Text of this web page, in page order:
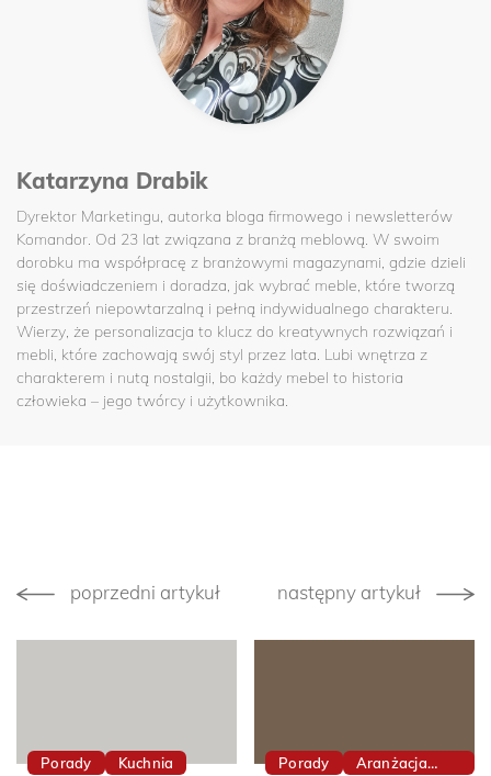
Katarzyna Drabik
Dyrektor Marketingu, autorka bloga firmowego i newsletterów
Komandor. Od 23 lat związana z branżą meblową. W swoim
dorobku ma współpracę z branżowymi magazynami, gdzie dzieli
się doświadczeniem i doradza, jak wybrać meble, które tworzą
przestrzeń niepowtarzalną i pełną indywidualnego charakteru.
Wierzy, że personalizacja to klucz do kreatywnych rozwiązań i
mebli, które zachowają swój styl przez lata. Lubi wnętrza z
charakterem i nutą nostalgii, bo każdy mebel to historia
człowieka – jego twórcy i użytkownika.
poprzedni artykuł następny artykuł
Porady Kuchnia Porady
Aranżacja